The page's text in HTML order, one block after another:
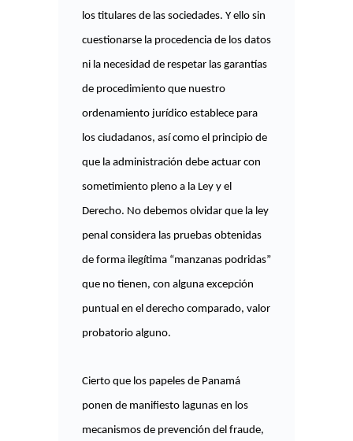
los titulares de las sociedades. Y ello sin
cuestionarse la procedencia de los datos
ni la necesidad de respetar las garantías
de procedimiento que nuestro
ordenamiento jurídico establece para
los ciudadanos, así como el principio de
que la administración debe actuar con
sometimiento pleno a la Ley y el
Derecho. No debemos olvidar que la ley
penal considera las pruebas obtenidas
de forma ilegítima “manzanas podridas”
que no tienen, con alguna excepción
puntual en el derecho comparado, valor
probatorio alguno.
Cierto que los papeles de Panamá
ponen de manifiesto lagunas en los
mecanismos de prevención del fraude,